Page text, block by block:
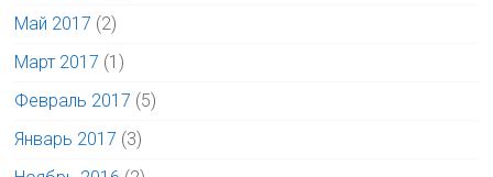
Май 2017 (2)
Март 2017 (1)
Февраль 2017 (5)
Январь 2017 (3)